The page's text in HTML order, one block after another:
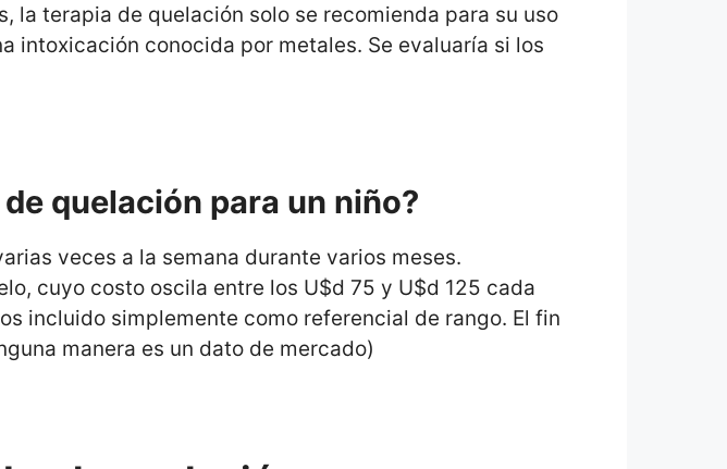
la terapia de quelación solo se recomienda para su uso
intoxicación conocida por metales. Se evaluaría si los
quelación para un niño?
veces a la semana durante varios meses.
cuyo costo oscila entre los U$d 75 y U$d 125 cada
incluido simplemente como referencial de rango. El fin
manera es un dato de mercado)